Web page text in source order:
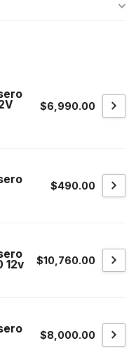
$6,990.00
$490.00
12v $10,760.00
$8,000.00